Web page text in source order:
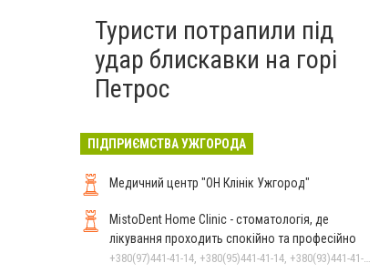
Туристи потрапили під
удар блискавки на горі
Петрос
ПІДПРИЄМСТВА УЖГОРОДА
Медичний центр "ОН Клінік Ужгород"
MistoDent Home Clinic - стоматологія, де
лікування проходить спокійно та професійно
+380(97)441-41-14, +380(95)441-41-14, +380(93)441-41-14